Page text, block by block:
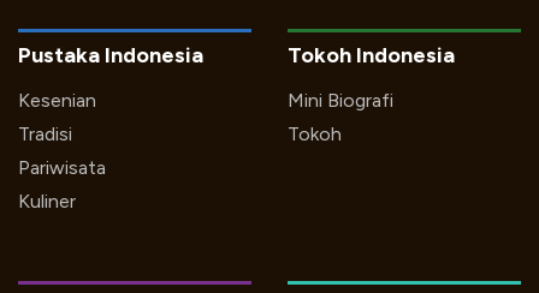
Pustaka Indonesia
Kesenian
Tradisi
Pariwisata
Kuliner
Tokoh Indonesia
Mini Biografi
Tokoh